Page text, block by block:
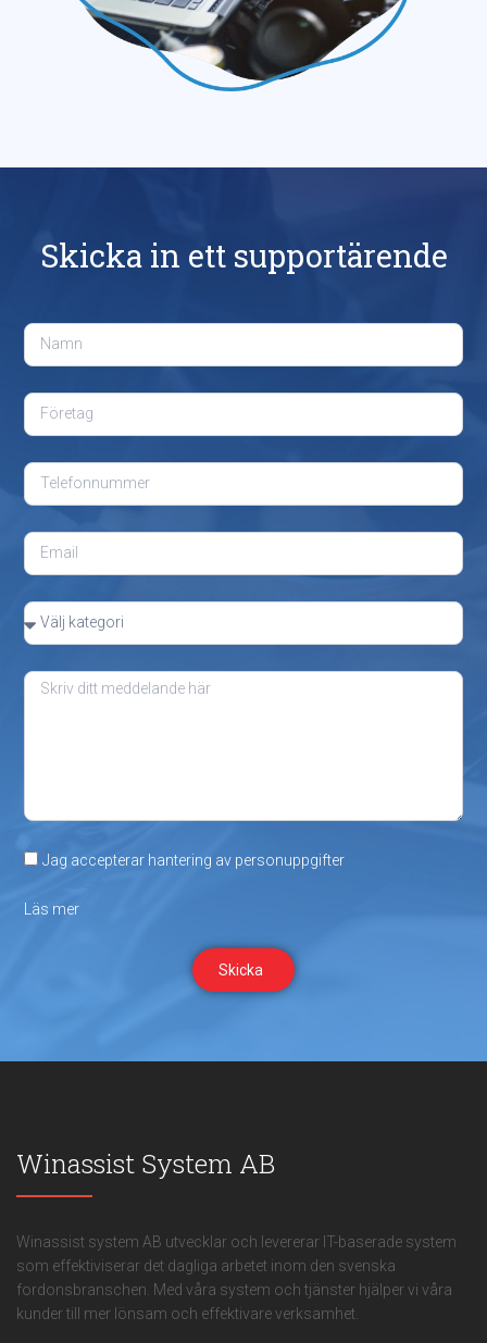
Skicka in ett supportärende
Jag accepterar hantering av personuppgifter
Läs mer
Skicka
Winassist System AB
Winassist system AB utvecklar och levererar IT-baserade system
som effektiviserar det dagliga arbetet inom den svenska
fordonsbranschen. Med våra system och tjänster hjälper vi våra
kunder till mer lönsam och effektivare verksamhet.